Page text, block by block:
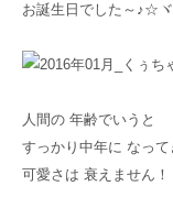
お誕生日でした～♪☆
人間の 年齢でいうと
すっかり中年に なっ
可愛さは 衰えません